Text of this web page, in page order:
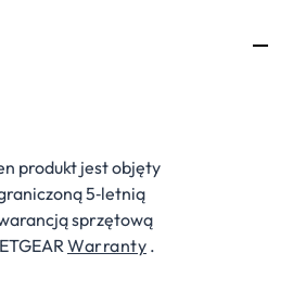
produkt jest objęty
5‑letnią
sprzętową
Warranty .